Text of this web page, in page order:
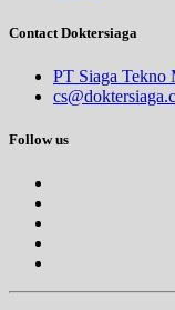
Contact Doktersiaga
PT Siaga Tekno
Follow us